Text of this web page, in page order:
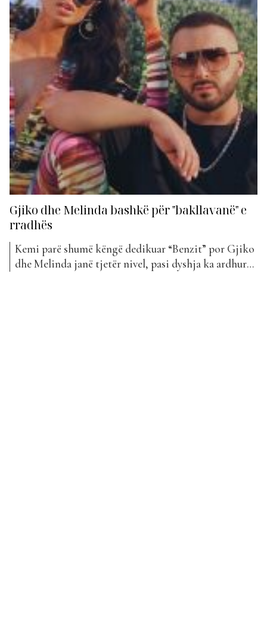
Gjiko dhe Melinda bashkë për "bakllavanë" e
rradhës
Kemi parë shumë këngë dedikuar “Benzit” por Gjiko
dhe Melinda janë tjetër nivel, pasi dyshja ka ardhur